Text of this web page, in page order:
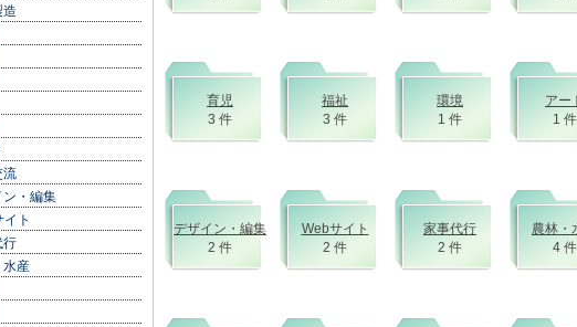
育児
3 件
福祉
3 件
環境
1 件
アー
1 件
デザイン・編集
2 件
Webサイト
2 件
家事代行
2 件
農林・
4 件
造
流
ン・編集
ト
行
水産